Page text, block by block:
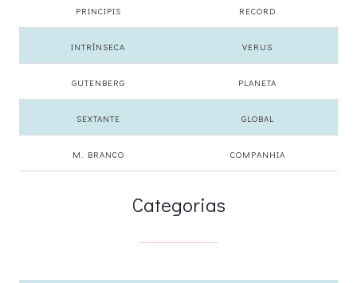
PRINCIPIS RECORD
INTRÍNSECA VERUS
GUTENBERG PLANETA
SEXTANTE GLOBAL
M. BRANCO COMPANHIA
Categorias